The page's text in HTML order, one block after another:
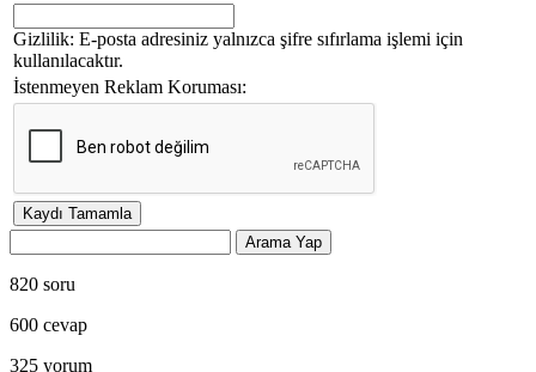
Gizlilik: E-posta adresiniz yalnızca şifre sıfırlama işlemi için
kullanılacaktır.
İstenmeyen Reklam Koruması:
820 soru
600 cevap
325 yorum